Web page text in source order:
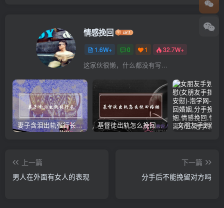
情感挽回
1.6W+ 0 1 32.7W+
这家伙很懒，什么都没有写...
妻子含泪出轨张行长 她说全都是因为家中 基督徒出轨怎么挽回婚姻(基督徒面对出轨婚姻)
上一篇
男人在外面有女人的表现
下一篇
分手后不能挽留对方吗